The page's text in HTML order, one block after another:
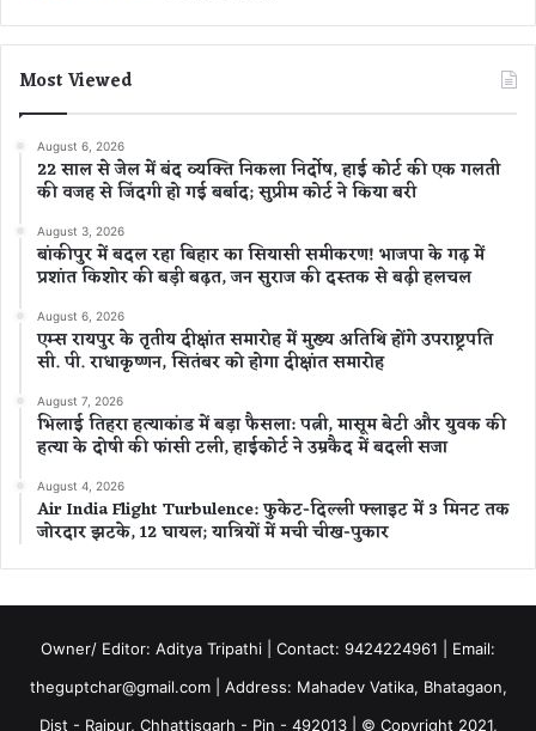
Most Viewed
August 6, 2026
22 साल से जेल में बंद व्यक्ति निकला निर्दोष, हाई कोर्ट की एक गलती
की वजह से जिंदगी हो गई बर्बाद; सुप्रीम कोर्ट ने किया बरी
August 3, 2026
बांकीपुर में बदल रहा बिहार का सियासी समीकरण! भाजपा के गढ़ में
प्रशांत किशोर की बड़ी बढ़त, जन सुराज की दस्तक से बढ़ी हलचल
August 6, 2026
एम्स रायपुर के तृतीय दीक्षांत समारोह में मुख्य अतिथि होंगे उपराष्ट्रपति
सी. पी. राधाकृष्णन, सितंबर को होगा दीक्षांत समारोह
August 7, 2026
भिलाई तिहरा हत्याकांड में बड़ा फैसला: पत्नी, मासूम बेटी और युवक की
हत्या के दोषी की फांसी टली, हाईकोर्ट ने उम्रकैद में बदली सजा
August 4, 2026
Air India Flight Turbulence: फुकेट-दिल्ली फ्लाइट में 3 मिनट तक
जोरदार झटके, 12 घायल; यात्रियों में मची चीख-पुकार
Owner/ Editor: Aditya Tripathi | Contact: 9424224961 | Email:
theguptchar@gmail.com | Address: Mahadev Vatika, Bhatagaon,
Dist - Raipur, Chhattisgarh - Pin - 492013 | © Copyright 2021,